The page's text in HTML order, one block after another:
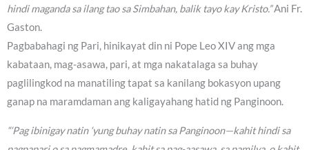
hindi maganda sa ilang tao sa Simbahan, balik tayo kay Kristo.”Ani Fr.
Gaston.
Pagbabahagi ng Pari, hinikayat din ni Pope Leo XIV ang mga
kabataan, mag-asawa, pari, at mga nakatalaga sa buhay
paglilingkod na manatiling tapat sa kanilang bokasyon upang
ganap na maramdaman ang kaligayahang hatid ng Panginoon.
“‘Pag ibinigay natin ‘yung buhay natin sa Panginoon—kahit hindi sa